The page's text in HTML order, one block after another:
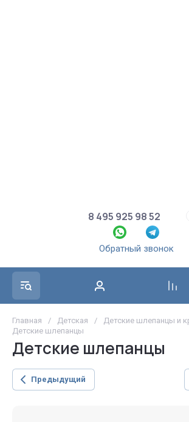
8 495 925 98 52
Обратный звонок
Главная / Детская / Детские шлепанцы и
Детские шлепанцы
Детские шлепанцы
Предыдущий